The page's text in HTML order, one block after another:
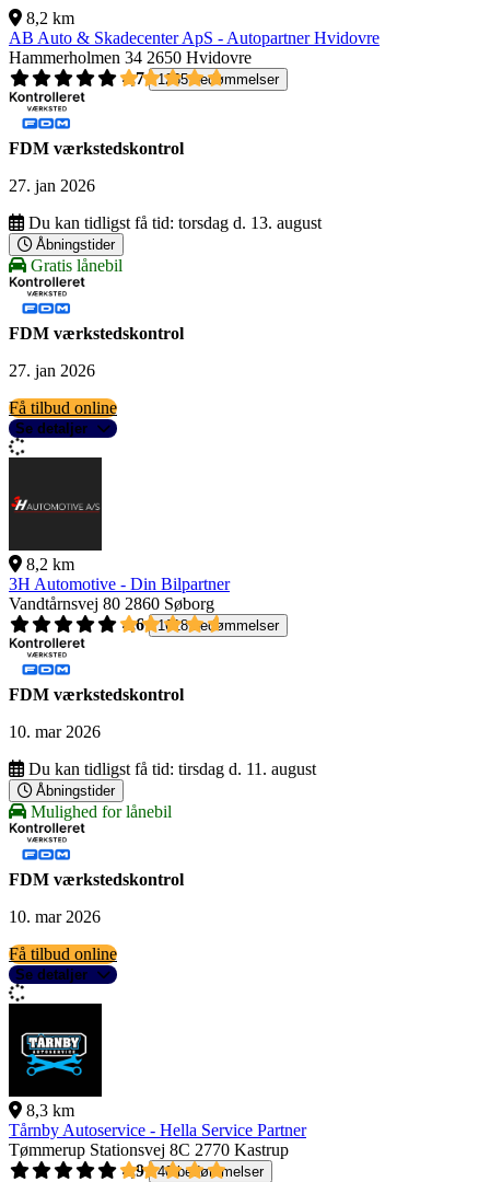
8,2 km
AB Auto & Skadecenter ApS - Autopartner Hvidovre
Hammerholmen 34 2650 Hvidovre
4,7
1265 bedømmelser
FDM værkstedskontrol
27. jan 2026
Du kan tidligst få tid: torsdag d. 13. august
Åbningstider
Gratis lånebil
FDM værkstedskontrol
27. jan 2026
Få tilbud online
Se detaljer
8,2 km
3H Automotive - Din Bilpartner
Vandtårnsvej 80 2860 Søborg
4,6
1618 bedømmelser
FDM værkstedskontrol
10. mar 2026
Du kan tidligst få tid: tirsdag d. 11. august
Åbningstider
Mulighed for lånebil
FDM værkstedskontrol
10. mar 2026
Få tilbud online
Se detaljer
8,3 km
Tårnby Autoservice - Hella Service Partner
Tømmerup Stationsvej 8C 2770 Kastrup
4,9
40 bedømmelser